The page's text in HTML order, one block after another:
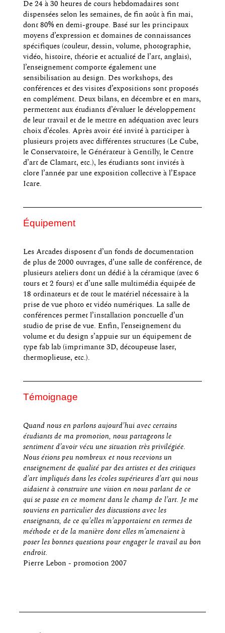
De 24 à 30 heures de cours hebdomadaires sont
dispensées selon les semaines, de fin août à fin mai,
dont 80% en demi-groupe. Basé sur les principaux
moyens d’expression et domaines de connaissances
spécifiques (couleur, dessin, volume, photographie,
vidéo, histoire, théorie et actualité de l’art, anglais),
l’enseignement comporte également une
sensibilisation au design. Des workshops, des
conférences et des visites d’expositions sont proposés
en complément. Deux bilans, en décembre et en mars,
permettent aux étudiants d’évaluer le développement
de leur travail et de le mettre en adéquation avec leurs
choix d’écoles. Après avoir été invité à participer à
plusieurs projets avec différentes structures (Le Cube,
le Conservatoire, le Générateur à Gentilly, le Centre
d’art de Clamart, etc.), les étudiants sont invités à
clore l’année par une exposition collective à l’Espace
Icare.
Équipement
Les Arcades disposent d’un fonds de documentation
de plus de 2000 ouvrages, d’une salle de conférence, de
plusieurs ateliers dont un dédié à la céramique (avec 6
tours et 2 fours) et d’une salle multimédia équipée de
18 ordinateurs et de tout le matériel nécessaire à la
prise de vue photo et vidéo numériques. La salle de
conférences permet l’installation ponctuelle d’un
studio de prise de vue. Enfin, l’enseignement du
volume et du design s’appuie sur un équipement de
type fab lab (imprimante 3D, découpeuse laser,
thermoplieuse, etc.).
Témoignage
Quand nous en parlons aujourd’hui avec certains
étudiants de ma promotion, nous partageons le
sentiment d’avoir vécu une situation très privilégiée.
Nous étions peu nombreux et nous recevions un
enseignement de qualité par des artistes et des critiques
d’art impliqués dans les écoles supérieures d’art qui nous
aidaient à construire une vision en nous parlant de ce
qui se passe en ce moment dans le champ de l’art. Je me
souviens en particulier des discussions avec les
enseignants, de ce qu’elles m’apportaient en termes de
méthode et de la manière dont elles m’amenaient à
poser les bonnes questions pour engager le travail au bon
endroit.
Pierre Lebon - promotion 2007